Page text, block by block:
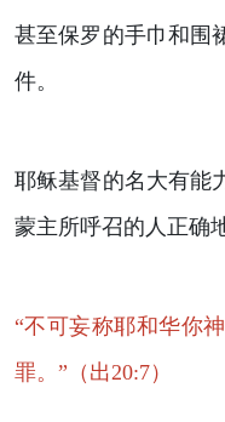
甚至保罗的手巾和围
件。
耶稣基督的名大有能
蒙主所呼召的人正确
“不可妄称耶和华你
罪。”（出20:7）